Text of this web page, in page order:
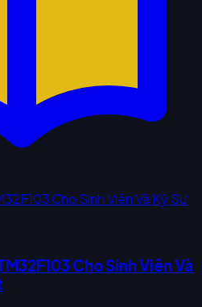
Cho Sinh Viên Và